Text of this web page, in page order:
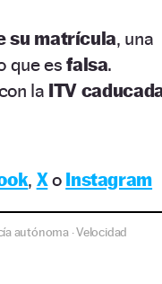
su matrícula, una
que esfalsa.
la ITV
, Xo Instagram
autónoma·Velocidad